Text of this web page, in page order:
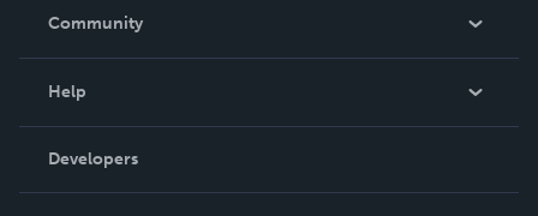
In The News
Community
Podcast
Help
Order Lookup
Knowledge Base
Developers